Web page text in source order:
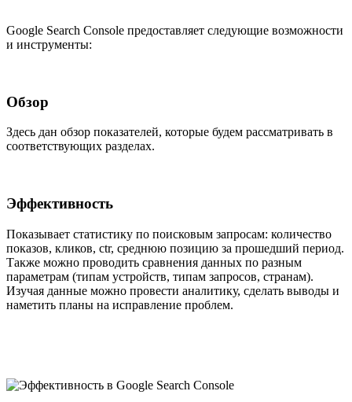
Google Search Console предоставляет следующие возможности
и инструменты:
Обзор
Здесь дан обзор показателей, которые будем рассматривать в
соответствующих разделах.
Эффективность
Показывает статистику по поисковым запросам: количество
показов, кликов, ctr, среднюю позицию за прошедший период.
Также можно проводить сравнения данных по разным
параметрам (типам устройств, типам запросов, странам).
Изучая данные можно провести аналитику, сделать выводы и
наметить планы на исправление проблем.